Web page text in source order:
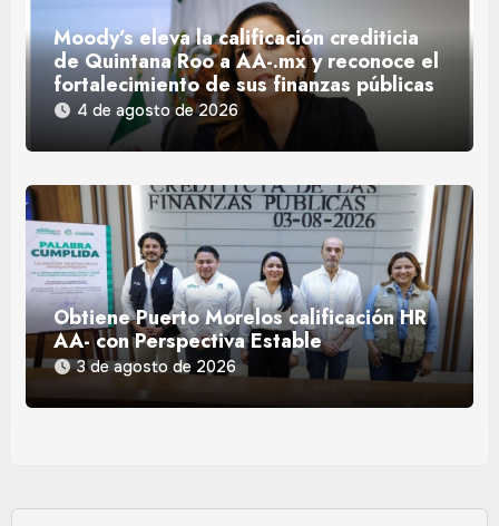
Moody’s eleva la calificación crediticia
de Quintana Roo a AA-.mx y reconoce el
fortalecimiento de sus finanzas públicas
4 de agosto de 2026
Obtiene Puerto Morelos calificación HR
AA- con Perspectiva Estable
3 de agosto de 2026